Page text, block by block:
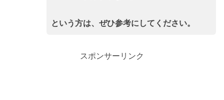
という方は、ぜひ参考にしてください。
スポンサーリンク